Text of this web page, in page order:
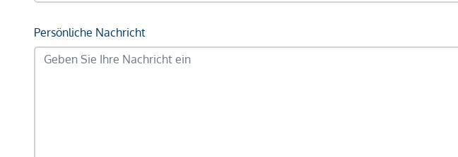
Persönliche Nachricht